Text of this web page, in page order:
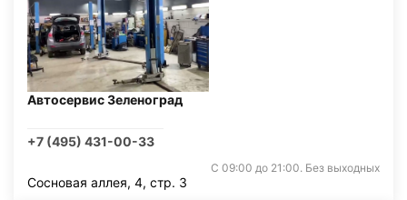
Автосервис Зеленоград
+7 (495) 431-00-33
С 09:00 до 21:00. Без выходных
Сосновая аллея, 4, стр. 3